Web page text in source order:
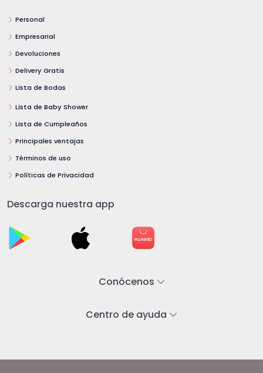
Personal
Empresarial
Devoluciones
Delivery Gratis
Lista de Bodas
Lista de Baby Shower
Lista de Cumpleaños
Principales ventajas
Términos de uso
Políticas de Privacidad
Descarga nuestra app
Conócenos
Centro de ayuda